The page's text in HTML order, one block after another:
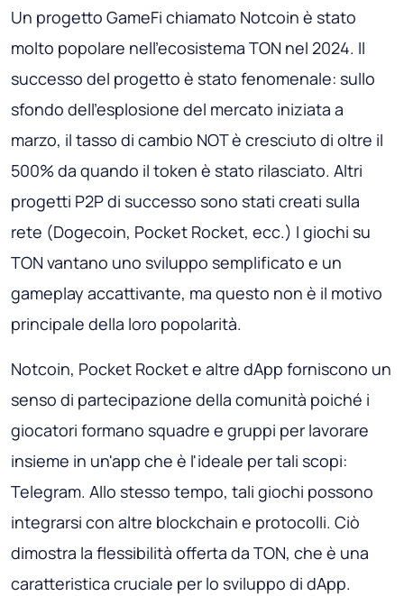
Un progetto GameFi chiamato Notcoin è stato
molto popolare nell'ecosistema TON nel 2024. Il
successo del progetto è stato fenomenale: sullo
sfondo dell'esplosione del mercato iniziata a
marzo, il tasso di cambio NOT è cresciuto di oltre il
500% da quando il token è stato rilasciato. Altri
progetti P2P di successo sono stati creati sulla
rete (Dogecoin, Pocket Rocket, ecc.) I giochi su
TON vantano uno sviluppo semplificato e un
gameplay accattivante, ma questo non è il motivo
principale della loro popolarità.
Notcoin, Pocket Rocket e altre dApp forniscono un
senso di partecipazione della comunità poiché i
giocatori formano squadre e gruppi per lavorare
insieme in un'app che è l'ideale per tali scopi:
Telegram. Allo stesso tempo, tali giochi possono
integrarsi con altre blockchain e protocolli. Ciò
dimostra la flessibilità offerta da TON, che è una
caratteristica cruciale per lo sviluppo di dApp.